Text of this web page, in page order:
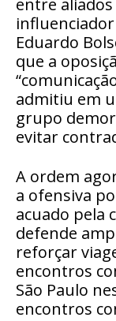
entre
Eduardo
que a
admitiu em
grupo
evitar
A ordem
a ofensiva
acuado pela
defende
reforçar
encontros
São Paulo
encontros